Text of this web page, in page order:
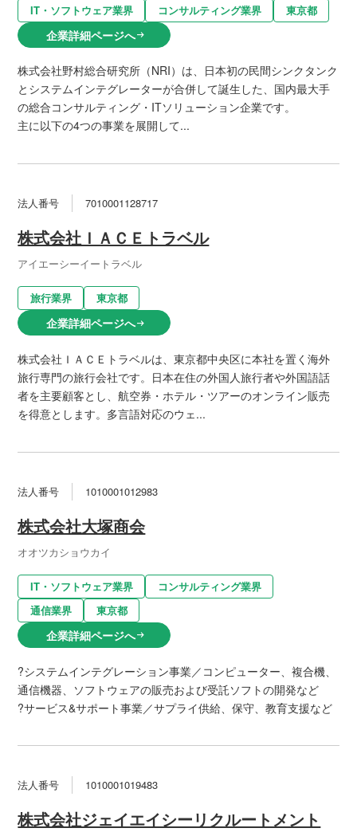
IT・ソフトウェア業界 コンサルティング業界 東京都
企業詳細ページへarrow_right_alt
株式会社野村総合研究所（NRI）は、日本初の民間シンクタンク
とシステムインテグレーターが合併して誕生した、国内最大手
の総合コンサルティング・ITソリューション企業です。
主に以下の4つの事業を展開して...
法人番号 7010001128717
株式会社ＩＡＣＥトラベル
アイエーシーイートラベル
旅行業界 東京都
企業詳細ページへarrow_right_alt
株式会社ＩＡＣＥトラベルは、東京都中央区に本社を置く海外
旅行専門の旅行会社です。日本在住の外国人旅行者や外国語話
者を主要顧客とし、航空券・ホテル・ツアーのオンライン販売
を得意とします。多言語対応のウェ...
法人番号 1010001012983
株式会社大塚商会
オオツカショウカイ
IT・ソフトウェア業界
コンサルティング業界
通信業界
東京都
企業詳細ページへarrow_right_alt
?システムインテグレーション事業／コンピューター、複合機、
通信機器、ソフトウェアの販売および受託ソフトの開発など
?サービス&サポート事業／サプライ供給、保守、教育支援など
法人番号 1010001019483
株式会社ジェイエイシーリクルートメント